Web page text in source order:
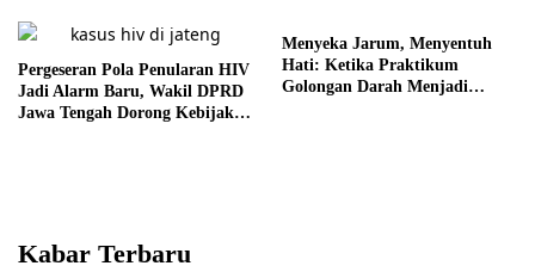
Pergeseran Pola Penularan HIV
Jadi Alarm Baru, Wakil DPRD
Jawa Tengah Dorong Kebijakan
Menyeka Jarum, Menyentuh
Hati: Ketika Praktikum
Golongan Darah Menjadi
Kabar Terbaru